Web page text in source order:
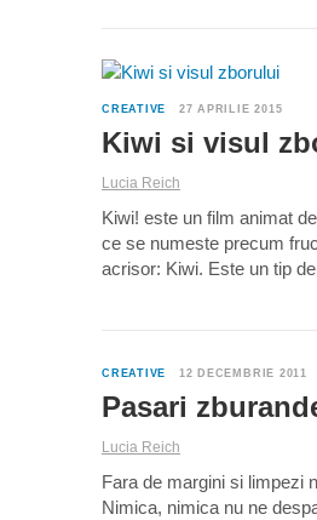
CREATIVE 27 APRILIE 2015
Kiwi si visul
Lucia Reich
Kiwi! este un film animat
ce se numeste precum
acrisor: Kiwi. Este un tip
CREATIVE 12 DECEMBRIE 2011
Pasari
Lucia Reich
Fara de margini si limpezi
Nimica, nimica nu ne